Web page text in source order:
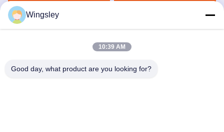
Επαγγελματικός
Εξοπλισμός Πυρόσβεσης
Βρείτε την καλύτερη τιμή
Παραγωγής Ενέργειας
Wingsley
10:39 AM
Good day, what product are you looking for?